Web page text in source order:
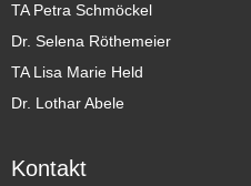
TA Petra Schmöckel
Dr. Selena Röthemeier
TA Lisa Marie Held
Dr. Lothar Abele
Kontakt